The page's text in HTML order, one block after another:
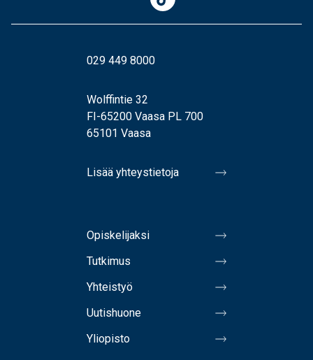
029 449 8000
Wolffintie 32
FI-65200 Vaasa PL 700
65101 Vaasa
Lisää yhteystietoja
Opiskelijaksi
Tutkimus
Yhteistyö
Uutishuone
Yliopisto